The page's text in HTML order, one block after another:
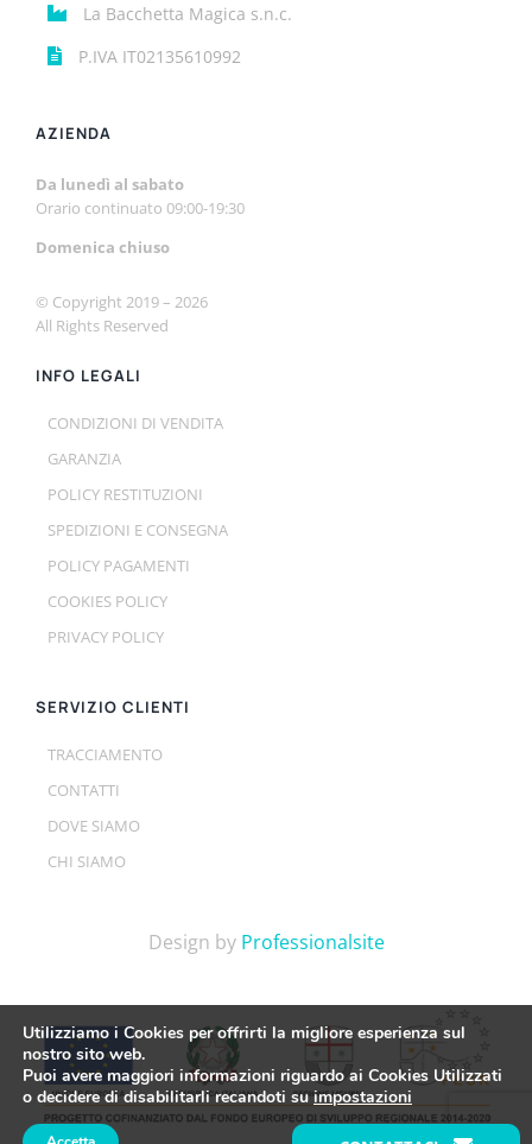
La Bacchetta Magica s.n.c.
P.IVA IT02135610992
AZIENDA
Da lunedì al sabato
Orario continuato 09:00-19:30
Domenica chiuso
© Copyright 2019 – 2026
All Rights Reserved
INFO LEGALI
CONDIZIONI DI VENDITA
GARANZIA
POLICY RESTITUZIONI
SPEDIZIONI E CONSEGNA
POLICY PAGAMENTI
COOKIES POLICY
PRIVACY POLICY
SERVIZIO CLIENTI
TRACCIAMENTO
CONTATTI
DOVE SIAMO
CHI SIAMO
Design by Professionalsite
Utilizziamo i Cookies per offrirti la migliore esperienza sul
nostro sito web.
Puoi avere maggiori informazioni riguardo ai Cookies Utilizzati
o decidere di disabilitarli recandoti suimpostazioni